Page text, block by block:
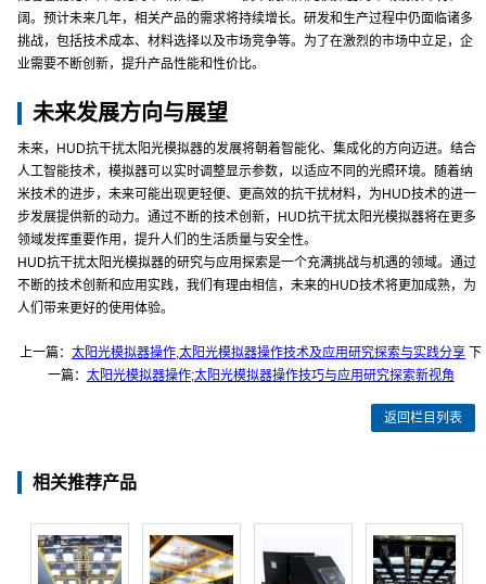
阔。预计未来几年，相关产品的需求将持续增长。研发和生产过程中仍面临诸多
挑战，包括技术成本、材料选择以及市场竞争等。为了在激烈的市场中立足，企
业需要不断创新，提升产品性能和性价比。
未来发展方向与展望
未来，HUD抗干扰太阳光模拟器的发展将朝着智能化、集成化的方向迈进。结合
人工智能技术，模拟器可以实时调整显示参数，以适应不同的光照环境。随着纳
米技术的进步，未来可能出现更轻便、更高效的抗干扰材料，为HUD技术的进一
步发展提供新的动力。通过不断的技术创新，HUD抗干扰太阳光模拟器将在更多
领域发挥重要作用，提升人们的生活质量与安全性。
HUD抗干扰太阳光模拟器的研究与应用探索是一个充满挑战与机遇的领域。通过
不断的技术创新和应用实践，我们有理由相信，未来的HUD技术将更加成熟，为
人们带来更好的使用体验。
上一篇：太阳光模拟器操作,太阳光模拟器操作技术及应用研究探索与实践分享 下
一篇： 太阳光模拟器操作;太阳光模拟器操作技巧与应用研究探索新视角
返回栏目列表
相关推荐产品